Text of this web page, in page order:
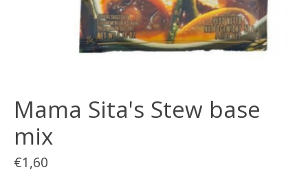
Mama Sita's Stew base
mix
€1,60